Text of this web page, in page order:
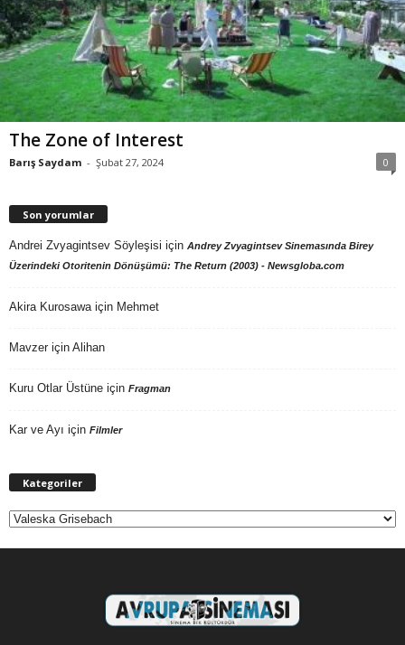
The Zone of Interest
Barış Saydam - Şubat 27, 2024 0
Son yorumlar
Andrei Zvyagintsev Söyleşisi için Andrey Zvyagintsev Sinemasında Birey
Üzerindeki Otoritenin Dönüşümü: The Return (2003) - Newsgloba.com
Akira Kurosawa için Mehmet
Mavzer için Alihan
Kuru Otlar Üstüne için Fragman
Kar ve Ayı için Filmler
Kategoriler
Kategoriler